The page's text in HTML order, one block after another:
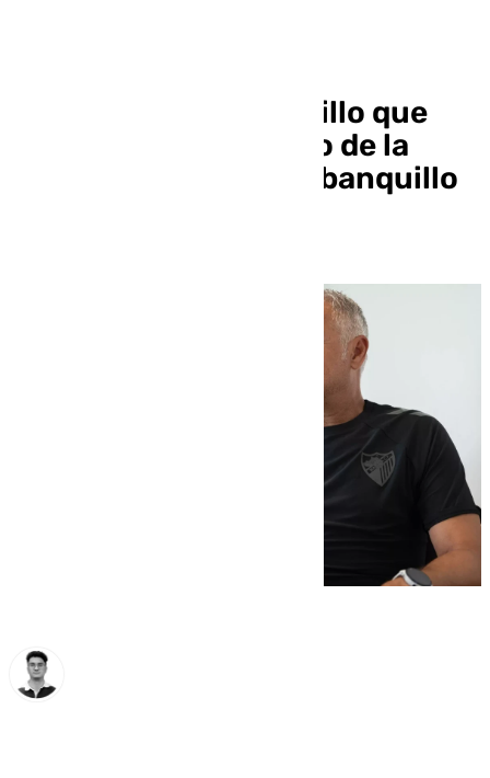
Pellicer, el ‘tipo’ sencillo que
supo salir bien parado de la
trituradora que es el banquillo